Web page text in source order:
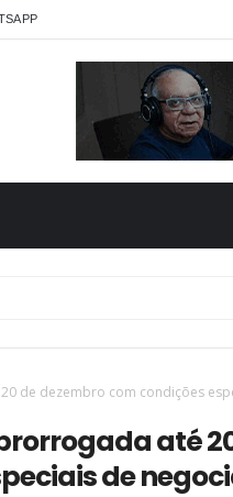
de dezembro com condições
até
de